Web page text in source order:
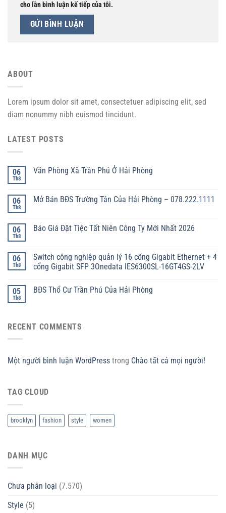
cho lần bình luận kế tiếp của tôi.
ABOUT
Lorem ipsum dolor sit amet, consectetuer adipiscing elit, sed
diam nonummy nibh euismod tincidunt.
LATEST POSTS
06
Th8
Văn Phòng Xã Trần Phú Ở Hải Phòng
06
Th8
Mở Bán BĐS Trường Tân Của Hải Phòng – 078.222.1111
06
Th8
Báo Giá Đặt Tiệc Tất Niên Công Ty Mới Nhất 2026
06
Th8
Switch công nghiệp quản lý 16 cổng Gigabit Ethernet + 4
cổng Gigabit SFP 3Onedata IES6300SL-16GT4GS-2LV
05
Th8
BĐS Thổ Cư Trần Phú Của Hải Phòng
RECENT COMMENTS
Một người bình luận WordPress trong Chào tất cả mọi người!
TAG CLOUD
brooklyn fashion style women
DANH MỤC
Chưa phân loại (7.570)
Style (5)